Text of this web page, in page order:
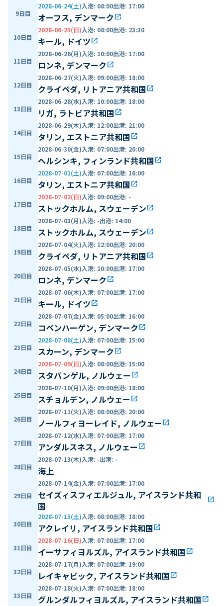
9日目
2028-06-24(土)入港: 08:00出港: 17:00
オーフス, デンマークopen_in_new
10日目
2028-06-25(日)入港: 08:00出港: 23:30
キール, ドイツopen_in_new
11日目
2028-06-26(月)入港: 10:00出港: 17:00
ロンネ, デンマークopen_in_new
12日目
2028-06-27(火)入港: 09:00出港: 18:00
クライペダ, リトアニア共和国open_in_new
13日目
2028-06-28(水)入港: 10:00出港: 18:00
リガ, ラトビア共和国open_in_new
14日目
2028-06-29(木)入港: 12:00出港: 21:00
タリン, エストニア共和国open_in_new
15日目
2028-06-30(金)入港: 07:00出港: 20:00
ヘルシンキ, フィンランド共和国open_in_new
16日目
2028-07-01(土)入港: 07:00出港: 16:00
タリン, エストニア共和国open_in_new
17日目
2028-07-02(日)入港: 09:00出港: -
ストックホルム, スウェーデンopen_in_new
18日目
2028-07-03(月)入港: -出港: 14:00
ストックホルム, スウェーデンopen_in_new
19日目
2028-07-04(火)入港: 12:00出港: 20:00
クライペダ, リトアニア共和国open_in_new
20日目
2028-07-05(水)入港: 10:00出港: 17:00
ロンネ, デンマークopen_in_new
21日目
2028-07-06(木)入港: 07:00出港: 17:00
キール, ドイツopen_in_new
22日目
2028-07-07(金)入港: 05:00出港: 16:00
コペンハーゲン, デンマークopen_in_new
23日目
2028-07-08(土)入港: 07:00出港: 15:00
スカーン, デンマークopen_in_new
24日目
2028-07-09(日)入港: 08:00出港: 15:00
スタバンゲル, ノルウェー open_in_new
25日目
2028-07-10(月)入港: 09:00出港: 18:00
スチョルデン, ノルウェー open_in_new
26日目
2028-07-11(火)入港: 08:00出港: 20:00
ノールフィヨーレイド, ノルウェー open_in_new
27日目
2028-07-12(水)入港: 07:00出港: 17:00
アンダルスネス, ノルウェー open_in_new
28日目
2028-07-13(木)入港: -出港: -
海上
29日目
2028-07-14(金)入港: 07:00出港: 17:00
セイズィスフィエルジュル, アイスランド共和
国
open_in_new
30日目
2028-07-15(土)入港: 08:00出港: 18:00
アクレイリ, アイスランド共和国open_in_new
31日目
2028-07-16(日)入港: 07:00出港: 17:00
イーサフィヨルズル, アイスランド共和国open_in_new
32日目
2028-07-17(月)入港: 07:00出港: 19:00
レイキャビック, アイスランド共和国open_in_new
33日目
2028-07-18(火)入港: 07:00出港: 18:00
グルンダルフィヨルズル, アイスランド共和国open_in_new